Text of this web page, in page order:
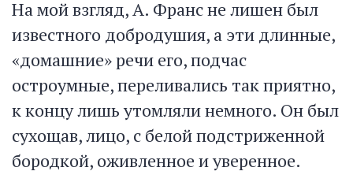
На мой взгляд, А. Франс не лишен был
известного добродушия, а эти длинные,
«домашние» речи его, подчас
остроумные, переливались так приятно,
к концу лишь утомляли немного. Он был
сухощав, лицо, с белой подстриженной
бородкой, оживленное и уверенное.